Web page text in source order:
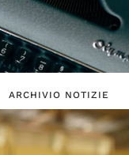
ARCHIVIO NOTIZIE